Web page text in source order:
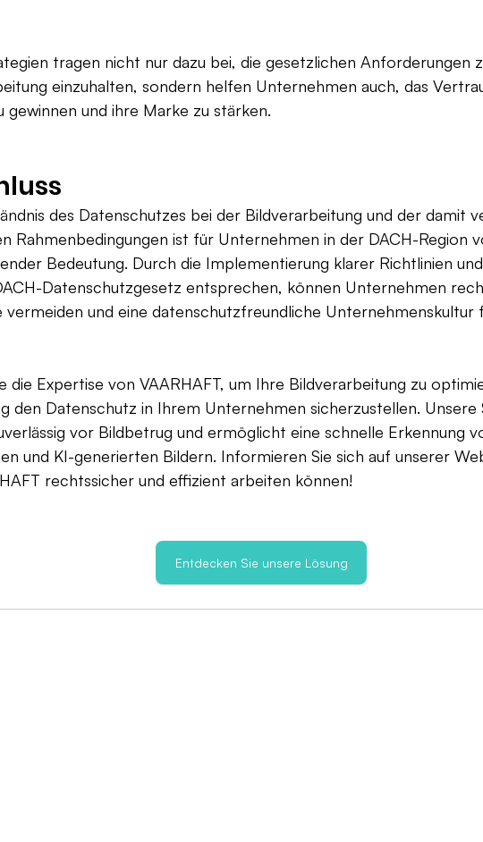
tragen nicht nur dazu bei, die gesetzlichen Anforderungen
einzuhalten, sondern helfen Unternehmen auch, das
gewinnen und ihre Marke zu stärken.
des Datenschutzes bei der Bildverarbeitung und der damit
Rahmenbedingungen ist für Unternehmen in der DACH-Region
Bedeutung. Durch die Implementierung klarer Richtlinien
Datenschutzgesetz entsprechen, können Unternehmen
vermeiden und eine datenschutzfreundliche Unternehmenskultur
die Expertise von VAARHAFT, um Ihre Bildverarbeitung zu
den Datenschutz in Ihrem Unternehmen sicherzustellen. Unsere
vor Bildbetrug und ermöglicht eine schnelle Erkennung
und KI-generierten Bildern. Informieren Sie sich auf unserer
rechtssicher und effizient arbeiten können!
Entdecken Sie unsere Lösung